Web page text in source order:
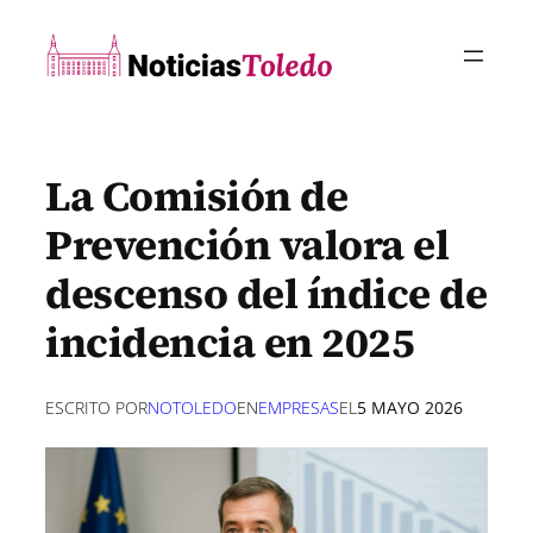
contenido
La Comisión de
Prevención valora el
descenso del índice de
incidencia en 2025
ESCRITO PORNOTOLEDOENEMPRESASEL5 MAYO 2026